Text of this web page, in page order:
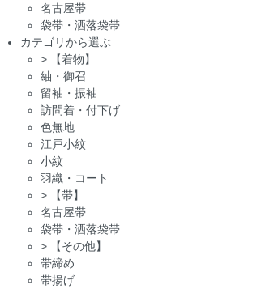
名古屋帯
袋帯・洒落袋帯
カテゴリから選ぶ
>
【着物】
紬・御召
留袖・振袖
訪問着・付下げ
色無地
江戸小紋
小紋
羽織・コート
>
【帯】
名古屋帯
袋帯・洒落袋帯
>
【その他】
帯締め
帯揚げ